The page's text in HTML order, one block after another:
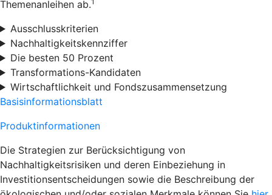
Themenanleihen ab.
Ausschlusskriterien
Nachhaltigkeitskennziffer
Die besten 50 Prozent
Transformations-Kandidaten
Wirtschaftlichkeit und Fondszusammensetzung
Basisinformationsblatt
Produktinformationen
Die Strategien zur Berücksichtigung von
Nachhaltigkeitsrisiken und deren Einbeziehung in
Investitionsentscheidungen sowie die Beschreibung der